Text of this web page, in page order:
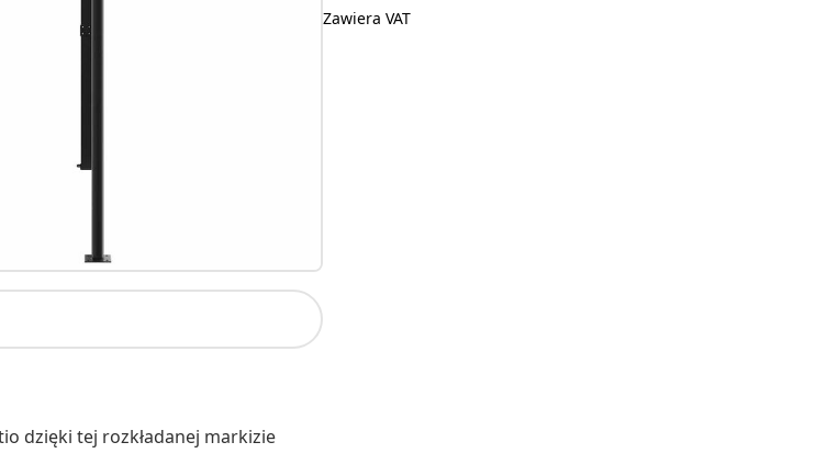
dzięki tej rozkładanej markizie
Zawiera VAT